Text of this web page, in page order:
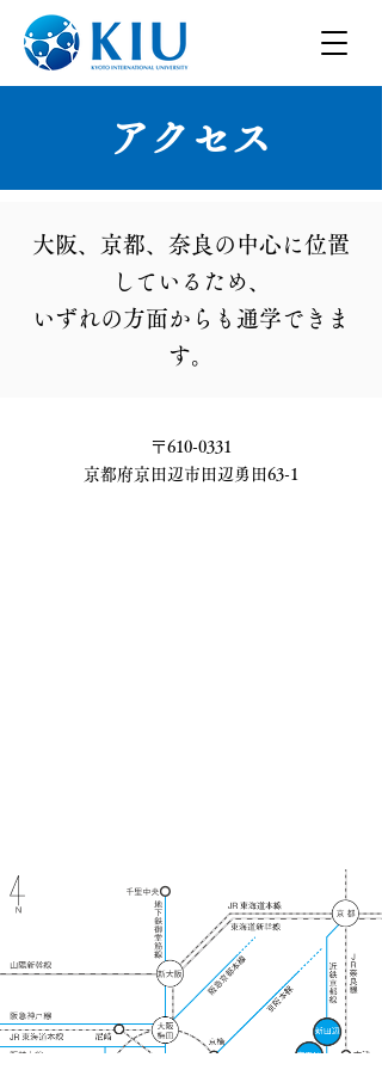
アクセス
大阪、京都、奈良の中心に位置
しているため、
​いずれの方面からも通学できま
す。
〒610-0331
​京都府京田辺市田辺勇田63-1